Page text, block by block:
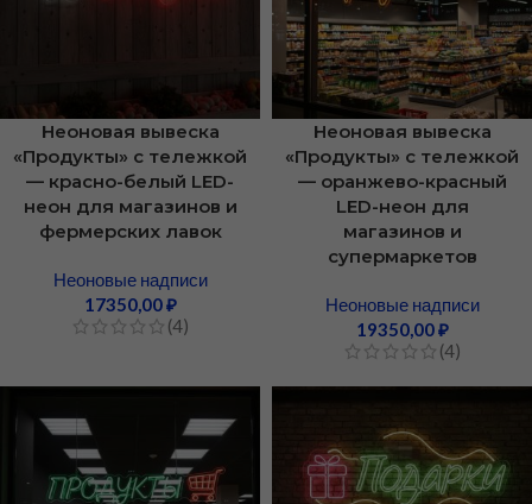
Неоновая вывеска
«Продукты» с тележкой
— красно-белый LED-
неон для магазинов и
фермерских лавок
Неоновые надписи
17350,00₽
(4)
Неоновая вывеска
«Продукты» с тележкой
— оранжево-красный
LED-неон для
магазинов и
супермаркетов
Неоновые надписи
19350,00₽
(4)